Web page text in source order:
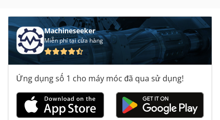
Machineseeker
Miễn phí tại cửa hàng
Ứng dụng số 1 cho máy móc đã qua sử dụng!